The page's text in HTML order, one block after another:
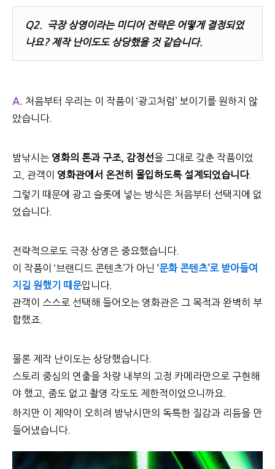
Q2.
극장 상영이라는 미디어 전략은 어떻게 결정되었
나요? 제작 난이도도 상당했을 것 같습니다.
A. 처음부터 우리는 이 작품이 ‘광고처럼’ 보이기를 원하지 않
았습니다.
밤낚시는 영화의 톤과 구조, 감정선을 그대로 갖춘 작품이었
고, 관객이 영화관에서 온전히 몰입하도록 설계되었습니다.
그렇기 때문에 광고 슬롯에 넣는 방식은 처음부터 선택지에 없
었습니다.
전략적으로도 극장 상영은 중요했습니다.
이 작품이 ‘브랜디드 콘텐츠’가 아닌 ‘문화 콘텐츠’로 받아들여
지길 원했기 때문입니다.
관객이 스스로 선택해 들어오는 영화관은 그 목적과 완벽히 부
합했죠.
물론 제작 난이도는 상당했습니다.
스토리 중심의 연출을 차량 내부의 고정 카메라만으로 구현해
야 했고, 줌도 없고 촬영 각도도 제한적이었으니까요.
하지만 이 제약이 오히려 밤낚시만의 독특한 질감과 리듬을 만
들어냈습니다.